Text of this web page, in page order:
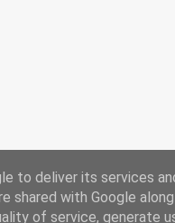
to deliver its services
shared with Google
of service, generate